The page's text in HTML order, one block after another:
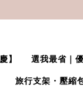
】 選我最省｜
旅行支架・壓縮